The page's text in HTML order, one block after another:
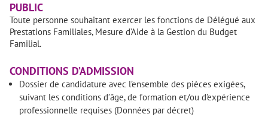
PUBLIC
Toute personne souhaitant exercer les fonctions de Délégué aux
Prestations Familiales, Mesure d’Aide à la Gestion du Budget
Familial.
CONDITIONS D’ADMISSION
Dossier de candidature avec l’ensemble des pièces exigées,
suivant les conditions d’âge, de formation et/ou d’expérience
professionnelle requises (Données par décret)